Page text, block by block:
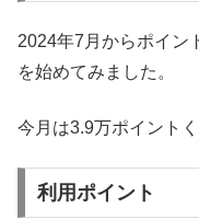
2024年7月からポイン
を始めてみました。
今月は3.9万ポイント
利用ポイント